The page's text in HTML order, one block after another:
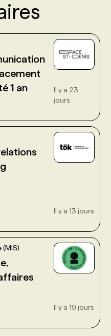
1 an
Il y a 23
jours
Il y a 13 jours
Il y a 19 jours